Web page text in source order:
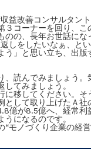
益改善コンサルタン
３コーナーを回り、こ
のの、長年お世話にな
しをしたいなぁ、と
う」と思い立ち、出
読んでみましょう。
してみましょう。
移してください。そ
として取り上げたＡ
億が8.5億へ、経常利
になるのです。
モノづくり企業の経